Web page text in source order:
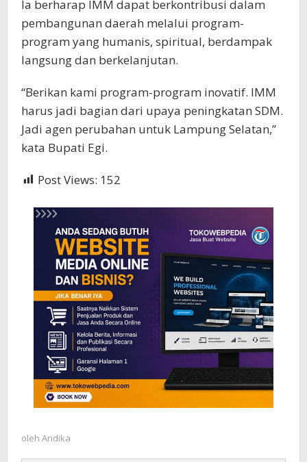
Ia berharap IMM dapat berkontribusi dalam
pembangunan daerah melalui program-
program yang humanis, spiritual, berdampak
langsung dan berkelanjutan.
“Berikan kami program-program inovatif. IMM
harus jadi bagian dari upaya peningkatan SDM.
Jadi agen perubahan untuk Lampung Selatan,”
kata Bupati Egi.
Post Views: 152
oleh Andika